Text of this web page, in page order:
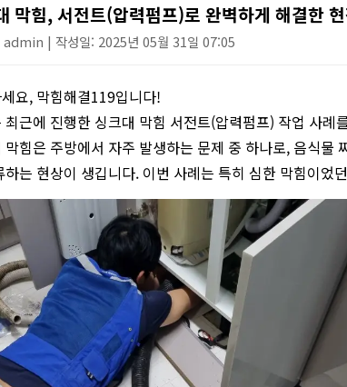
막힘, 서전트(압력펌프)로 완벽하게 해결한
admin | 작성일: 2025년 05월 31일 07:05
요, 막힘해결119입니다!
최근에 진행한 싱크대 막힘 서전트(압력펌프) 작업 사례
막힘은 주방에서 자주 발생하는 문제 중 하나로, 음식물
하는 현상이 생깁니다. 이번 사례는 특히 심한 막힘이